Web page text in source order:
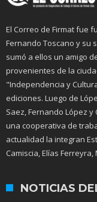
El Correo de Firmat fue
Fernando Toscano y su
sumó a ellos un amigo
provenientes de la
"Independencia y
ediciones. Luego de
Saez, Fernando López y
una cooperativa de
actualidad la integran
Camiscia, Elías
NOTICIAS